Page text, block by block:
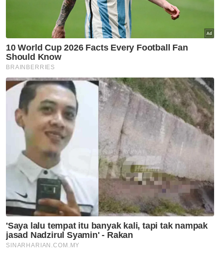
#QuranHour
45 peserta pelbagai usia sertai
pertandingan tadabbur al-
Quran
Rumah Ngaji hayati 10
Muharam bersama komuniti